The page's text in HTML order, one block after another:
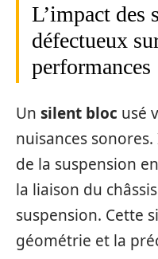
L’impact des
défectueux
performances
Un silent bloc usé
nuisances
de la suspension
la liaison du
suspension. Cette
géométrie et la